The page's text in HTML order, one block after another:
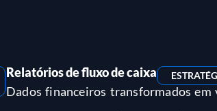
Relatórios de fluxo de caixa
Dados financeiros transformados em